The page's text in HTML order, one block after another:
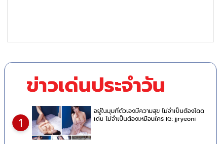
ข่าวเด่นประจำวัน
1
อยู่ในมุมที่ตัวเองมีความสุข ไม่จำเป็นต้องโดด
เด่น ไม่จำเป็นต้องเหมือนใคร IG: jjryeoni